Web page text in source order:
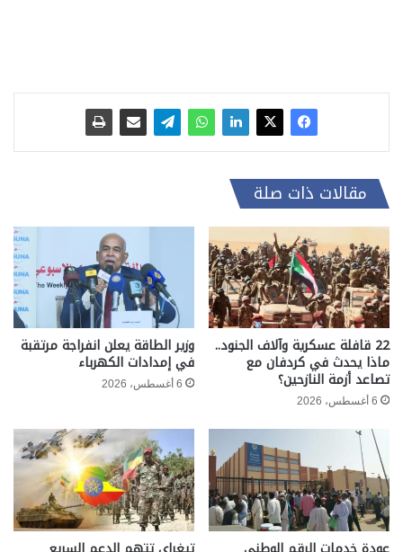
مقالات ذات صلة
22 قافلة عسكرية وآلاف الجنود..
ماذا يحدث في كردفان مع
تصاعد أزمة النازحين؟
6 أغسطس، 2026
وزير الطاقة يعلن انفراجة مرتقبة
في إمدادات الكهرباء
6 أغسطس، 2026